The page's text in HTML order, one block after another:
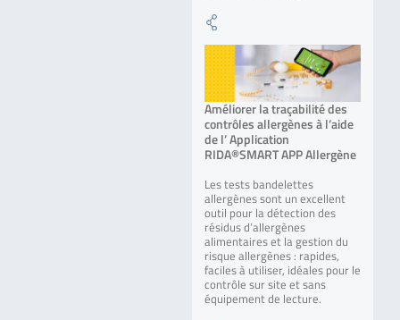
Améliorer la traçabilité des
contrôles allergènes à l’aide
de l’ Application
RIDA®SMART APP Allergène
Les tests bandelettes
allergènes sont un excellent
outil pour la détection des
résidus d’allergènes
alimentaires et la gestion du
risque allergènes : rapides,
faciles à utiliser, idéales pour le
contrôle sur site et sans
équipement de lecture.